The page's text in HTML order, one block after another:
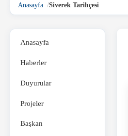
Anasayfa Siverek Tarihçesi
Anasayfa
Haberler
Duyurular
Projeler
Başkan